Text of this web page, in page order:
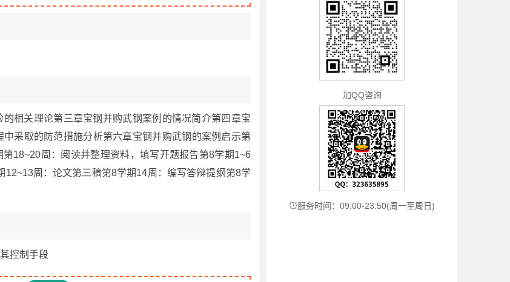
相关理论第三章宝钢并购武钢案例的情况简介第四章宝
采取的防范措施分析第六章宝钢并购武钢的案例启示第
18~20周：阅读并整理资料，填写开题报告第8学期1~6
周：论文第三稿第8学期14周：编写答辩提纲第8学
控制手段
加QQ咨询
服务时间：09:00-23:50(周一至周日)